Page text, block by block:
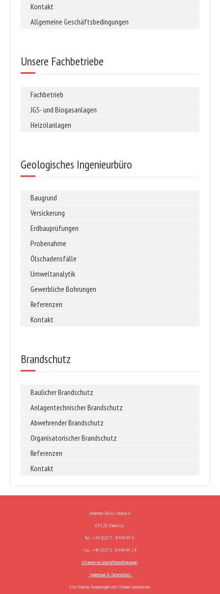
Kontakt
Allgemeine Geschäftsbedingungen
Unsere Fachbetriebe
Fachbetrieb
JGS- und Biogasanlagen
Heizölanlagen
Geologisches Ingenieurbüro
Baugrund
Versickerung
Erdbauprüfungen
Probenahme
Ölschadensfälle
Umweltanalytik
Gewerbliche Bohrungen
Referenzen
Kontakt
Brandschutz
Baulicher Brandschutz
Anlagentechnischer Brandschutz
Abwehrender Brandschutz
Organisatorischer Brandschutz
Referenzen
Kontakt
Johannes-Reitz-Strasse 6
09120 Chemnitz
Tel.: +49 (0)371 - 844949-0
Fax.: +49 (0)371 - 844949-24
Allgemeine Geschäftsbedingungen
Impressum & Datenschutz
Alle Rechte, Änderungen und Irrtümer vorbehalten.